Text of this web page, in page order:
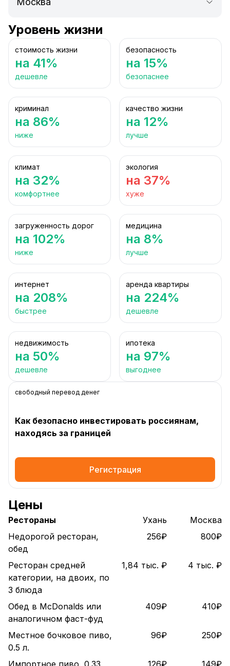
Уровень жизни
стоимость жизни
на 41%
дешевле
безопасность
на 15%
безопаснее
криминал
на 86%
ниже
качество жизни
на 12%
лучше
климат
на 32%
комфортнее
экология
на 37%
хуже
загруженность дорог
на 102%
ниже
медицина
на 8%
лучше
интернет
на 208%
быстрее
аренда квартиры
на 224%
дешевле
недвижимость
на 50%
дешевле
ипотека
на 97%
выгоднее
свободный перевод денег
Как безопасно инвестировать россиянам,
находясь за границей
Регистрация
Цены
Рестораны Ухань
Москва
Недорогой ресторан,
обед
256₽ 800₽
Ресторан средней
категории, на двоих, по
3 блюда
1,84 тыс. ₽ 4 тыс. ₽
Обед в McDonalds или
аналогичном фаст-фуд
409₽ 410₽
Местное бочковое пиво,
0.5 л.
96₽ 250₽
Импортное пиво, 0.33 126₽ 149₽